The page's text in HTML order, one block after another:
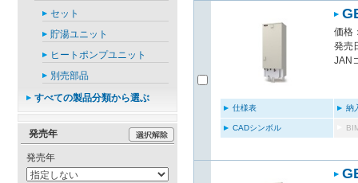
価格
発売
JAN
仕様表 納
CADシンボル
セット
貯湯ユニット
ヒートポンプユニット
別売部品
すべての製品分類から選ぶ
発売年
発売年